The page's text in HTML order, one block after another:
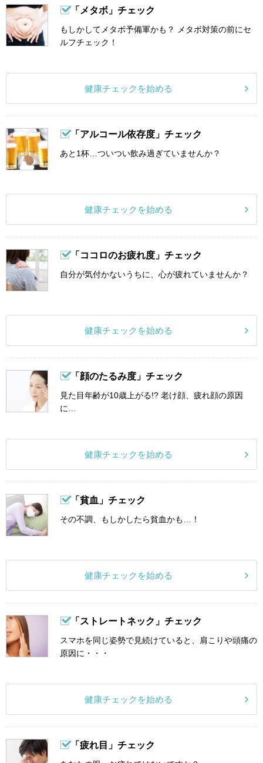
「メタボ」チェック
もしかしてメタボ予備軍かも？ メタボ対策の前にセ
ルフチェック！
健康チェックを始める
「アルコール依存度」チェック
あと1杯…ついつい飲み過ぎていませんか？
健康チェックを始める
「ココロのお疲れ度」チェック
自分が気付かないうちに、心が疲れていませんか？
健康チェックを始める
「顔のたるみ度」チェック
見た目年齢が10歳上がる!? 老け顔、疲れ顔の原因
に…
健康チェックを始める
「貧血」チェック
その不調、もしかしたら貧血かも…！
健康チェックを始める
「ストレートネック」チェック
スマホを同じ姿勢で見続けていると、肩こりや頭痛の
原因に・・・
健康チェックを始める
「疲れ目」チェック